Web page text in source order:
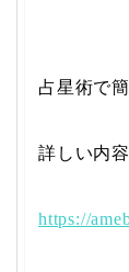
占星術で
詳しい内
https://